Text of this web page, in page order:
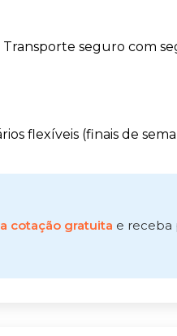
Transporte seguro com
flexíveis (finais de
cotação gratuita e receba